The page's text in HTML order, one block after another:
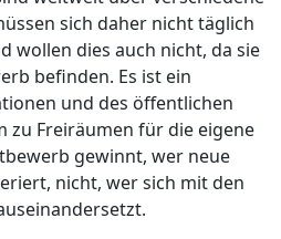
sich daher nicht täglich
wollen dies auch nicht, da sie
befinden. Es ist ein
und des öffentlichen
zu Freiräumen für die eigene
gewinnt, wer neue
nicht, wer sich mit den